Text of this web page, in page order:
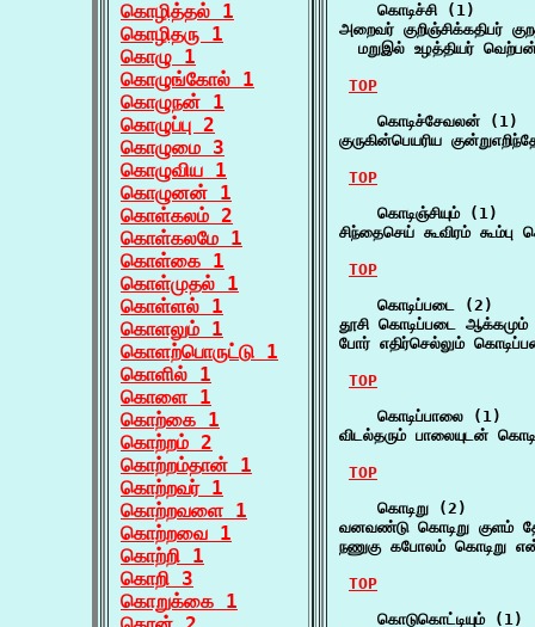
கொழித்தல் 1
கொழிதரு 1
கொழு 1
கொழுங்கோல் 1
கொழுநன் 1
கொழுப்பு 2
கொழுமை 3
கொழுவிய 1
கொழுனன் 1
கொள்கலம் 2
கொள்கலமே 1
கொள்கை 1
கொள்முதல் 1
கொள்ளல் 1
கொளலும் 1
கொளற்பொருட்டு 1
கொளில் 1
கொளை 1
கொற்கை 1
கொற்றம் 2
கொற்றம்தான் 1
கொற்றவர் 1
கொற்றவளை 1
கொற்றவை 1
கொற்றி 1
கொறி 3
கொறுக்கை 1
    கொடிச்சி (1)
அறைவர் குறிஞ்சிக்கதிபர்
மறுஇல் உழத்தியர்
TOP
    கொடிச்சேவலன் (1)
குருகின்பெயரிய
TOP
    கொடிஞ்சியும் (1)
சிந்தைசெய் கூவிரம்
TOP
    கொடிப்படை (2)
தூசி கொடிப்படை
போர் எதிர்செல்லும்
TOP
    கொடிப்பாலை (1)
விடல்தரும் பாலையுடன்
TOP
    கொடிறு (2)
வனவண்டு கொடிறு குளம்
நணுகு கபோலம் கொடிறு
TOP
    கொடுகொட்டியும் (1)